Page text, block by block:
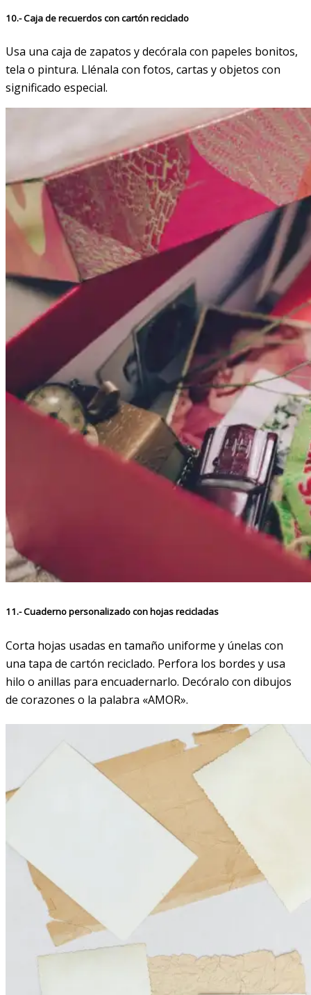
10.- Caja de recuerdos con cartón reciclado
Usa una caja de zapatos y decórala con papeles bonitos,
tela o pintura. Llénala con fotos, cartas y objetos con
significado especial.
11.- Cuaderno personalizado con hojas recicladas
Corta hojas usadas en tamaño uniforme y únelas con
una tapa de cartón reciclado. Perfora los bordes y usa
hilo o anillas para encuadernarlo. Decóralo con dibujos
de corazones o la palabra «AMOR».